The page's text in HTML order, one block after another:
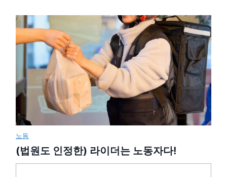
노동
(법원도 인정한) 라이더는 노동자다!